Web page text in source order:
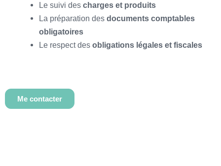
Le suivi descharges et produits
La préparation desdocuments comptables
obligatoires
Le respect des obligations légales et fiscales
Me contacter